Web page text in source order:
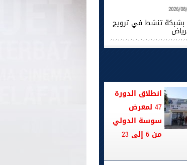
2026/
بشبكة تنشط في ترويج
انطلاق الدورة
47 لمعرض
سوسة الدولي
من 6 إلى 23